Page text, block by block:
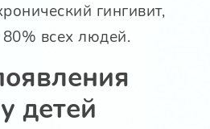
гингивит,
80% всех людей.
детей